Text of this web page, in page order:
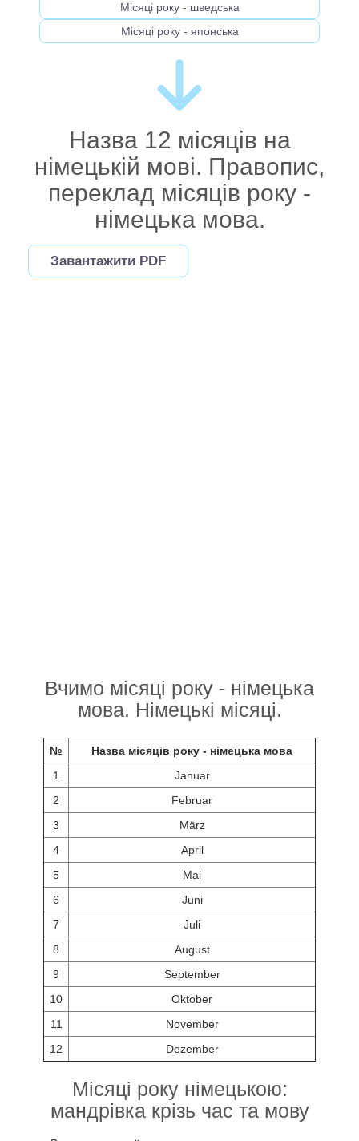
Місяці року - шведська
Місяці року - японська
Назва 12 місяців на
німецькій мові. Правопис,
переклад місяців року -
німецька мова.
Завантажити PDF
Вчимо місяці року - німецька
мова. Німецькі місяці.
№
Назва місяців року - німецька мова
1
Januar
2
Februar
3
März
4
April
5
Mai
6
Juni
7
Juli
8
August
9
September
10
Oktober
11
November
12
Dezember
Місяці року німецькою:
мандрівка крізь час та мову